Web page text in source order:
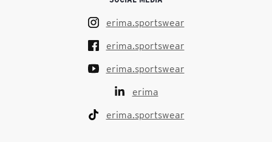
erima.sportswear
erima.sportswear
erima.sportswear
erima
erima.sportswear